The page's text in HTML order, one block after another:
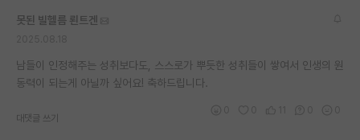
못된 빌헬름 뢴트겐
남들이 인정해주는 성취보다도, 스스로가 뿌듯한 성취들이 쌓여서 인생의 원
동력이 되는게 아닐까 싶어요! 축하드립니다.
대댓글 쓰기